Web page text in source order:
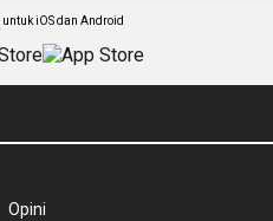
iOS dan Android
Opini